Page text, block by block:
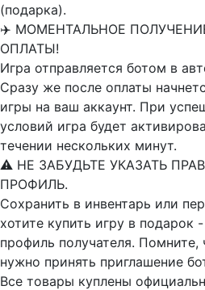
(подарка).
✈️ МОМЕНТАЛЬНОЕ
ОПЛАТЫ!
Игра отправляется ботом в
Сразу же после оплаты
игры на ваш аккаунт. При
условий игра будет
течении нескольких минут.
⚠️ НЕ ЗАБУДЬТЕ УКАЗАТЬ
ПРОФИЛЬ.
Сохранить в инвентарь или
хотите купить игру в подарок
профиль получателя. Помните,
нужно принять приглашение
Все товары куплены